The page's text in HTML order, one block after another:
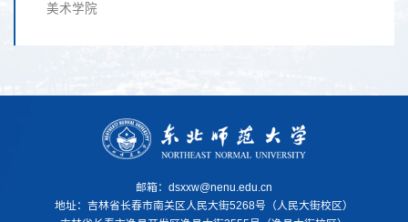
美术学院
邮箱：dsxxw@nenu.edu.cn
地址： 吉林省长春市南关区人民大街5268号（人民大街校区）